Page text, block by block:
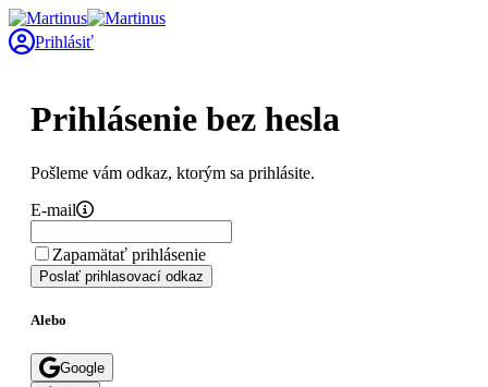
Prihlásiť
Prihlásenie bez hesla
Pošleme vám odkaz, ktorým sa prihlásite.
E-mail
Zapamätať prihlásenie
Poslať prihlasovací odkaz
Alebo
Google